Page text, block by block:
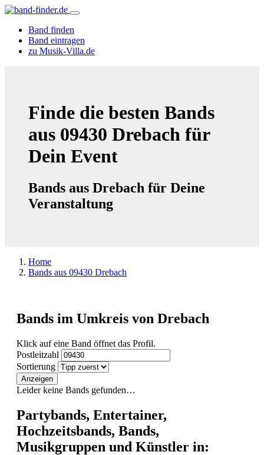
Band finden
Band eintragen
zu Musik-Villa.de
Finde die besten Bands
aus 09430 Drebach für
Dein Event
Bands aus Drebach für Deine
Veranstaltung
Home
Bands aus 09430 Drebach
Bands im Umkreis von Drebach
Klick auf eine Band öffnet das Profil.
Postleitzahl
Sortierung
Anzeigen
Leider keine Bands gefunden…
Partybands, Entertainer,
Hochzeitsbands, Bands,
Musikgruppen und Künstler in: